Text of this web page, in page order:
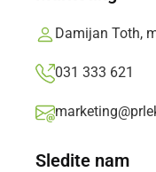
Damijan Toth,
031 333 621
Sledite nam